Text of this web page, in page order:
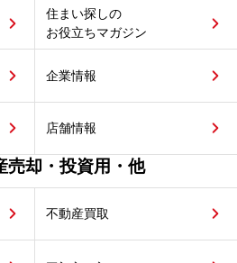
住まい探しの
お役立ちマガジン
企業情報
店舗情報
売却・投資用・他
不動産買取